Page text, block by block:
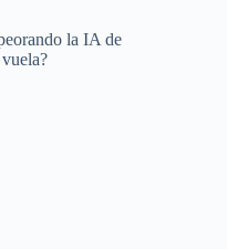
la IA de